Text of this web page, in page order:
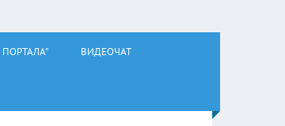
ВИДЕОЧАТ